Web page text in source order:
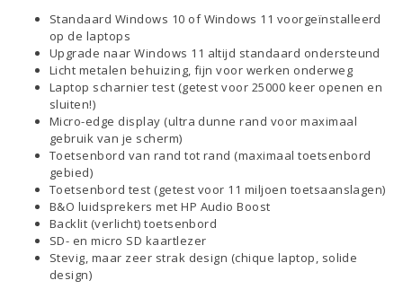
Standaard Windows 10 of Windows 11 voorgeïnstalleerd
op de laptops
Upgrade naar Windows 11 altijd standaard ondersteund
Licht metalen behuizing, fijn voor werken onderweg
Laptop scharnier test (getest voor 25000 keer openen en
sluiten!)
Micro-edge display (ultra dunne rand voor maximaal
gebruik van je scherm)
Toetsenbord van rand tot rand (maximaal toetsenbord
gebied)
Toetsenbord test (getest voor 11 miljoen toetsaanslagen)
B&O luidsprekers met HP Audio Boost
Backlit (verlicht) toetsenbord
SD- en micro SD kaartlezer
Stevig, maar zeer strak design (chique laptop, solide
design)